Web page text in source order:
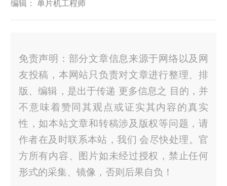
编辑： 单片机工程师
免责声明：部分文章信息来源于网络以及网
友投稿，本网站只负责对文章进行整理、排
版、编辑，是出于传递 更多信息之 目的，并
不意味着赞同其观点或证实其内容的真实
性，如本站文章和转稿涉及版权等问题，请
作者在及时联系本站，我们 会尽快处理。官
方所有内容、图片如未经过授权，禁止任何
形式的采集、镜像，否则后果自负！